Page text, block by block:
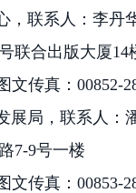
，联系人：李丹
联合出版大厦14
文传真：00852-
展局，联系人：
7-9号一楼
文传真：00853-